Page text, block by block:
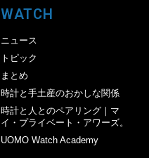
WATCH
ニュース
トピック
まとめ
時計と手土産のおかしな関係
時計と人とのペアリング｜マ
イ・プライベート・アワーズ。
UOMO Watch Academy